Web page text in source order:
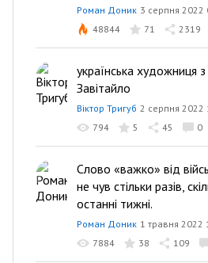
Роман Доник 3 серпня 2022
48844
71 2319
українська художниця з
Завітайло
Віктор Тригуб 2 серпня 2022
794
5 45 0
Слово «важко» від
не чув стільки разів,
останні тижні.
Роман Доник 1 травня 2022
7884
38 109